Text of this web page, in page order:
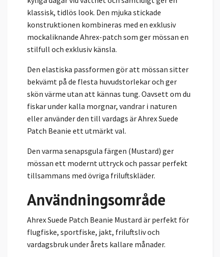
klassisk, tidlös look. Den mjuka stickade
konstruktionen kombineras med en exklusiv
mockaliknande Ahrex-patch som ger mössan en
stilfull och exklusiv känsla.
Den elastiska passformen gör att mössan sitter
bekvämt på de flesta huvudstorlekar och ger
skön värme utan att kännas tung. Oavsett om du
fiskar under kalla morgnar, vandrar i naturen
eller använder den till vardags är Ahrex Suede
Patch Beanie ett utmärkt val.
Den varma senapsgula färgen (Mustard) ger
mössan ett modernt uttryck och passar perfekt
tillsammans med övriga friluftskläder.
Användningsområde
Ahrex Suede Patch Beanie Mustard är perfekt för
flugfiske, sportfiske, jakt, friluftsliv och
vardagsbruk under årets kallare månader.